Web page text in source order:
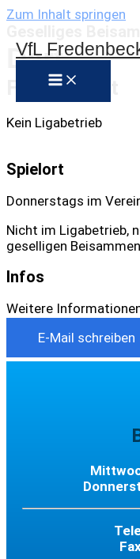
Zum Inhalt springen
VfL
Dart
Freizeit Dart
Kein Ligabetrieb
Spielort
Donnerstags im
Nicht im Ligabetrieb,
geselligen
Infos
Weitere
E-Mail schreiben